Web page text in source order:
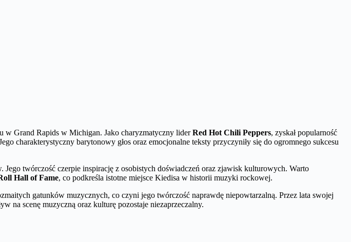
w Grand Rapids w Michigan. Jako charyzmatyczny liderRed Hot Chili Peppers, zyskał popularność
charakterystyczny barytonowy głos oraz emocjonalne teksty przyczyniły się do ogromnego sukcesu
Jego twórczość czerpie inspirację z osobistych doświadczeń oraz zjawisk kulturowych. Warto
Hall of Fame, co podkreśla istotne miejsce Kiedisa w historii muzyki rockowej.
gatunków muzycznych, co czyni jego twórczość naprawdę niepowtarzalną. Przez lata swojej
na scenę muzyczną oraz kulturę pozostaje niezaprzeczalny.